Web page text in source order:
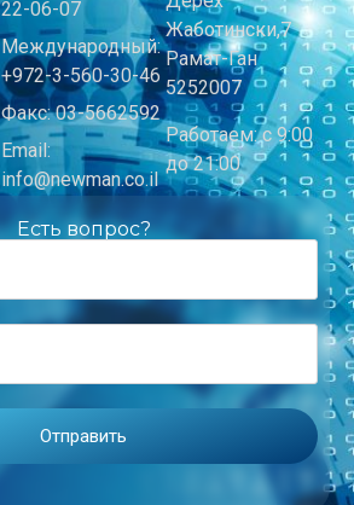
22-06-07
Международный:
+972-3-560-30-46
Факс: 03-5662592
Email:
info@newman.co.il
Жаботински,7
Рамат-Ган
5252007
Работаем: с 9:00
до 21:00
Есть вопрос?